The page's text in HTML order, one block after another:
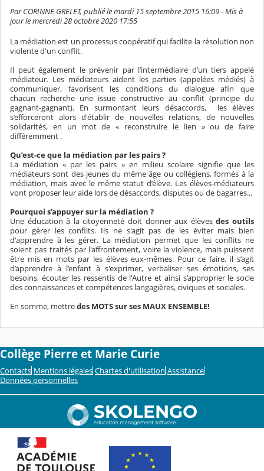
Par CORINNE GRELET, publié le mardi 15 septembre 2015 16:09 - Mis à
jour le mercredi 28 octobre 2020 17:55
La médiation est un processus coopératif qui facilite la résolution non
violente d'un conflit.
Il peut également le prévenir par l’intermédiaire d’un tiers appelé
médiateur. Les médiateurs aident les parties (appelées médiés) à
communiquer, favorisent les conditions du dialogue afin que
chacun recherche une issue constructive au conflit (principe du
gagnant-gagnant). En surmontant leurs désaccords, les élèves
s’efforceront alors d'établir de nouvelles relations, de nouvelles
solidarités, en un mot de « reconstruire le lien » ou de faire
différemment .
Qu’est-ce que la médiation par les pairs ?
La médiation « par les pairs » en milieu scolaire signifie que les
médiateurs sont des jeunes du même âge ou collégiens, formés à la
médiation, mais avec le même statut d’élève. Les élèves-médiateurs
vont proposer leur aide lors de désaccords, disputes ou de bagarres...
Pourquoi s’appuyer sur la médiation ?
Une éducation à la citoyenneté doit donner aux élèvesdes outils
pour gérer les conflits. Ils ne s'agit pas de les éviter mais bien
d'apprendre à les gérer. La médiation permet que les conflits ne
soient pas traités par l'affrontement, voire la violence, mais puissent
être mis en mots par les élèves eux-mêmes. Pour ce faire, il s’agit
d’apprendre à l’enfant à s'exprimer, verbaliser ses émotions, ses
besoins, écouter les ressentis de l'Autre et ainsi s’approprier le socle
des connaissances et compétences langagières, civiques et sociales.
En somme, mettredes MOTS sur ses MAUX ENSEMBLE!
Collège Pierre et Marie Curie
Contacts Mentions légales Chartes d'utilisation Assistance
Données personnelles